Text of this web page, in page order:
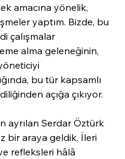
amacına yönelik,
yaptım. Bizde, bu
çalışmalar
alma geleneğinin,
bu tür kapsamlı
açığa çıkıyor.
ayrılan Serdar Öztürk
bir araya geldik. İleri
refleksleri hâlâ